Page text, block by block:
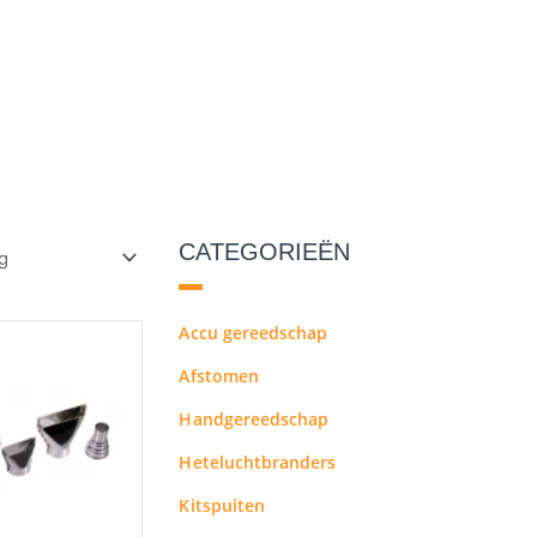
€10.73
meerdere
variaties.
CATEGORIEËN
Accu gereedschap
Afstomen
Handgereedschap
Heteluchtbranders
Kitspuiten